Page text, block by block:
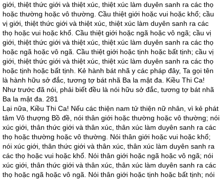
giới, thiệt thức giới và thiệt xúc, thiệt xúc làm duyên sanh ra các thọ
hoặc thường hoặc vô thường. Cầu thiệt giới hoặc vui hoặc khổ; cầu
vị giới, thiệt thức giới và thiệt xúc, thiệt xúc làm duyên sanh ra các
thọ hoặc vui hoặc khổ. Cầu thiệt giới hoặc ngã hoặc vô ngã; cầu vị
giới, thiệt thức giới và thiệt xúc, thiệt xúc làm duyên sanh ra các thọ
hoặc ngã hoặc vô ngã. Cầu thiệt giới hoặc tịnh hoặc bất tịnh; cầu vị
giới, thiệt thức giới và thiệt xúc, thiệt xúc làm duyên sanh ra các thọ
hoặc tịnh hoặc bất tịnh. Kẻ hành bát nhã y các pháp đây, Ta gọi tên
là hành hữu sở đắc, tương tợ bát nhã Ba la mật đa. Kiều Thi Ca!
Như trước đã nói, phải biết đều là nói hữu sở đắc, tương tợ bát nhã
Ba la mật đa. 281
Lại nữa, Kiều Thi Ca! Nếu các thiện nam tử thiện nữ nhân, vì kẻ phát
tâm Vô thượng Bồ đề, nói thân giới hoặc thường hoặc vô thường; nói
xúc giới, thân thức giới và thân xúc, thân xúc làm duyên sanh ra các
thọ hoặc thường hoặc vô thường. Nói thân giới hoặc vui hoặc khổ;
nói xúc giới, thân thức giới và thân xúc, thân xúc làm duyên sanh ra
các thọ hoặc vui hoặc khổ. Nói thân giới hoặc ngã hoặc vô ngã; nói
xúc giới, thân thức giới và thân xúc, thân xúc làm duyên sanh ra các
thọ hoặc ngã hoặc vô ngã. Nói thân giới hoặc tịnh hoặc bất tịnh; nói